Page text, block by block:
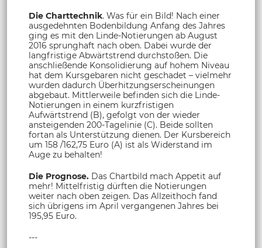
Die Charttechnik. Was für ein Bild! Nach einer
ausgedehnten Bodenbildung Anfang des Jahres
ging es mit den Linde-Notierungen ab August
2016 sprunghaft nach oben. Dabei wurde der
langfristige Abwärtstrend durchstoßen. Die
anschließende Konsolidierung auf hohem Niveau
hat dem Kursgebaren nicht geschadet – vielmehr
wurden dadurch Überhitzungserscheinungen
abgebaut. Mittlerweile befinden sich die Linde-
Notierungen in einem kurzfristigen
Aufwärtstrend (B), gefolgt von der wieder
ansteigenden 200-Tagelinie (C). Beide sollten
fortan als Unterstützung dienen. Der Kursbereich
um 158 /162,75 Euro (A) ist als Widerstand im
Auge zu behalten!
Die Prognose. Das Chartbild mach Appetit auf
mehr! Mittelfristig dürften die Notierungen
weiter nach oben zeigen. Das Allzeithoch fand
sich übrigens im April vergangenen Jahres bei
195,95 Euro.
---